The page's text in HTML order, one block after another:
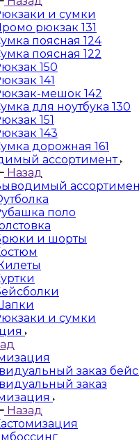
и сумки
рюкзак 131
поясная 124
поясная 122
150
141
мешок 142
для ноутбука 130
151
143
дорожная 161
ассортимент
Назад
поло
и шорты
и сумки
заказ
заказ
Назад